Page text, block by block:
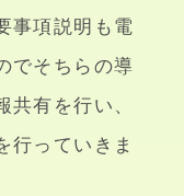
事項説明も電
でそちらの導
共有を行い、
行っていきま